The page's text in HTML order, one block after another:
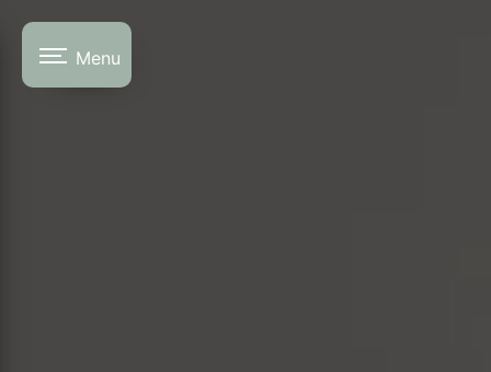
Menu